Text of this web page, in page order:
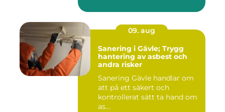
09. aug
Sanering i Gävle; Trygg
hantering av asbest och
andra risker
Sanering Gävle handlar om
att på ett säkert och
kontrollerat sätt ta hand om
as...